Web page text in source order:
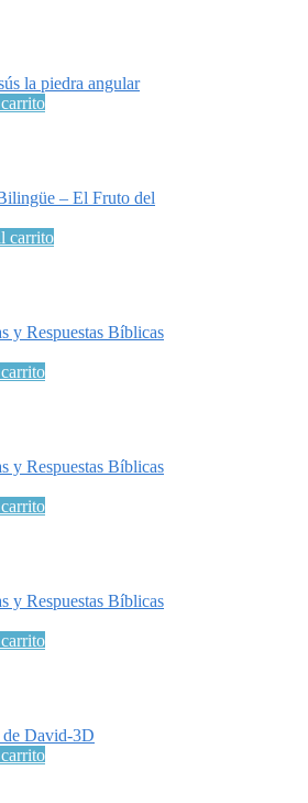
la piedra angular
– El Fruto del
carrito
y Respuestas Bíblicas
y Respuestas Bíblicas
y Respuestas Bíblicas
de David-3D